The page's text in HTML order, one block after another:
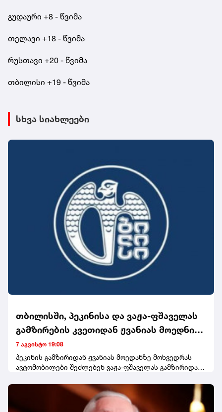
გუდაური +8 - წვიმა
თელავი +18 - წვიმა
რუსთავი +20 - წვიმა
თბილისი +19 - წვიმა
სხვა სიახლეები
თბილისში, პეკინისა და ვაჟა-ფშაველას
გამზირების კვეთიდან ჟვანიას მოედნის
მიმართულებით მოძრაობა დროებით
შეიზღუდება
7 აგვისტო 19:08
პეკინის გამზირიდან ჟვანიას მოედანზე მოხვედრას
ავტომობილები შეძლებენ ვაჟა-ფშაველას გამზირიდან
ქუჩების გავლით.საგზაო მოძრაობის დროებითი
შეზღუდვის გამო, საზოგადოებრივი ტრანსპორტის
გარკვეული მარშრუტებიც შეიცვლება. კერძოდ, N300,